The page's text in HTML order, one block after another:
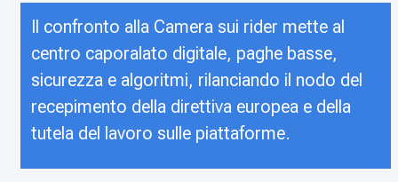
Il confronto alla Camera sui rider mette al
centro caporalato digitale, paghe basse,
sicurezza e algoritmi, rilanciando il nodo del
recepimento della direttiva europea e della
tutela del lavoro sulle piattaforme.